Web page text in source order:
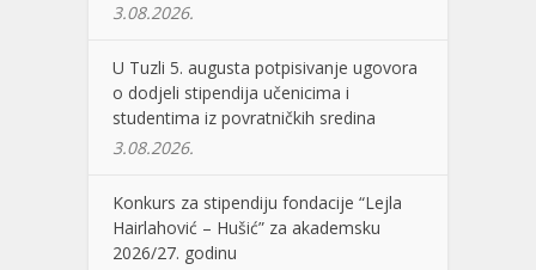
3.08.2026.
U Tuzli 5. augusta potpisivanje ugovora
o dodjeli stipendija učenicima i
studentima iz povratničkih sredina
3.08.2026.
Konkurs za stipendiju fondacije “Lejla
Hairlahović – Hušić” za akademsku
2026/27. godinu